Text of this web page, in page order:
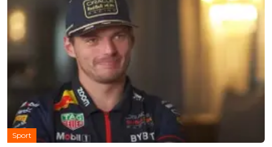
Sport